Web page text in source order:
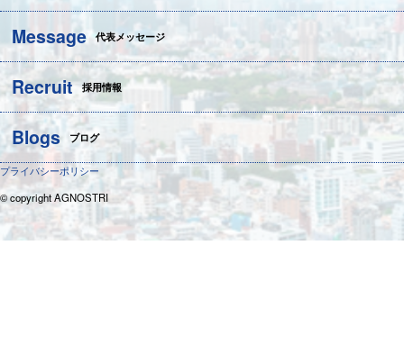
Message 代表メッセージ
Recruit 採用情報
Blogs ブログ
プライバシーポリシー
© copyright AGNOSTRI